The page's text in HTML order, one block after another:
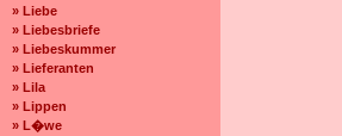
» Liebe
» Liebesbriefe
» Liebeskummer
» Lieferanten
» Lila
» Lippen
» L�we